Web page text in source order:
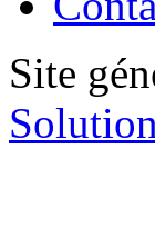
Site
Solution